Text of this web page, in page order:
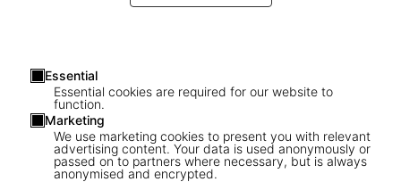
Essential
Essential cookies are required for our website to
function.
Marketing
We use marketing cookies to present you with relevant
advertising content. Your data is used anonymously or
passed on to partners where necessary, but is always
anonymised and encrypted.
1/7